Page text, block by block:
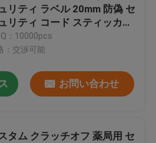
リティ ラベル 20mm 防偽 セ
リティ コード スティッカー
ル
：10000pcs
：交渉可能
お問い合わせ
タム クラッチオフ 薬局用 セ